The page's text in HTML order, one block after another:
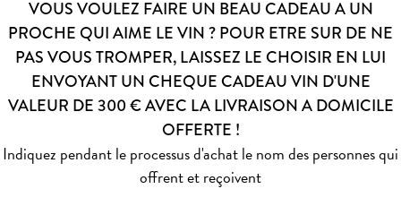
VOUS VOULEZ FAIRE UN BEAU CADEAU A UN
PROCHE QUI AIME LE VIN ? POUR ETRE SUR DE NE
PAS VOUS TROMPER, LAISSEZ LE CHOISIR EN LUI
ENVOYANT UN CHEQUE CADEAU VIN D'UNE
VALEUR DE 300 € AVEC LA LIVRAISON A DOMICILE
OFFERTE !
Indiquez pendant le processus d'achat le nom des personnes qui
offrent et reçoivent